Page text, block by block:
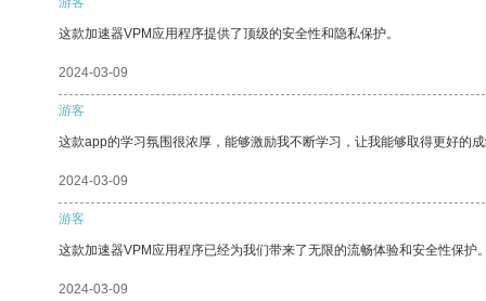
这款加速器VPM应用程序提供了顶级的安全性和隐私保护。
2024-03-09
游客
这款app的学习氛围很浓厚，能够激励我不断学习，让我能够取得更好的
2024-03-09
游客
这款加速器VPM应用程序已经为我们带来了无限的流畅体验和安全性保护
2024-03-09